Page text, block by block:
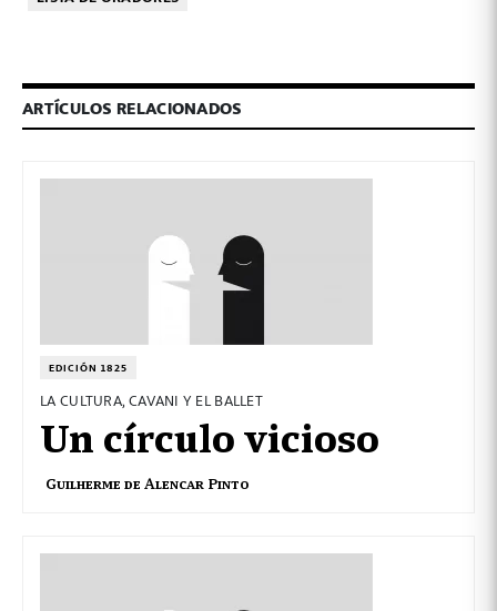
ARTÍCULOS RELACIONADOS
EDICIÓN 1825
LA CULTURA, CAVANI Y EL BALLET
Un círculo vicioso
Guilherme de Alencar Pinto